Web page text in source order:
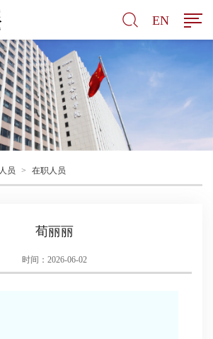
EN
人员 > 在职人员
荀丽丽
时间：2026-06-02